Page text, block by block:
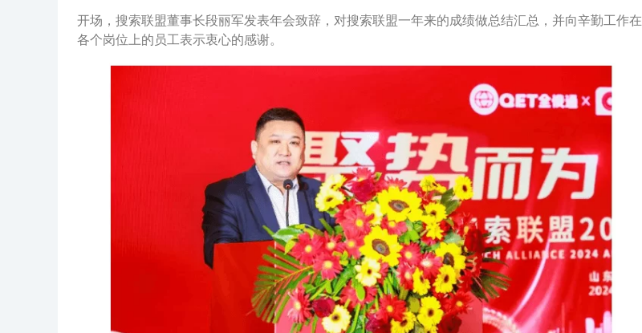
开场，搜索联盟董事长段丽军发表年会致辞，对搜索联盟一年来的成绩做总结汇总，并向辛勤工作在
各个岗位上的员工表示衷心的感谢。